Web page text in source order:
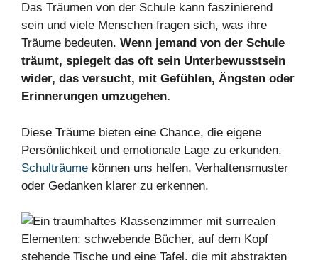
Das Träumen von der Schule kann faszinierend
sein und viele Menschen fragen sich, was ihre
Träume bedeuten. Wenn jemand von der Schule
träumt, spiegelt das oft sein Unterbewusstsein
wider, das versucht, mit Gefühlen, Ängsten oder
Erinnerungen umzugehen.
Diese Träume bieten eine Chance, die eigene
Persönlichkeit und emotionale Lage zu erkunden.
Schulträume können uns helfen, Verhaltensmuster
oder Gedanken klarer zu erkennen.